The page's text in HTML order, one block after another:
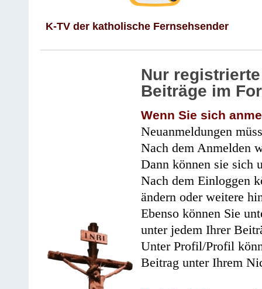
K-TV der katholische Fernsehsender
Nur
Beiträge im
Wenn Sie sich
Neuanmeldungen
Nach dem Anmelden
Dann können sie sich
Nach dem Einloggen
ändern oder weitere
Ebenso können Sie
unter jedem Ihrer
Unter Profil/Profil
Beitrag unter Ihrem